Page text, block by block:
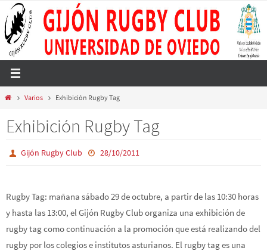
al
contenido
InicioVarios Exhibición Rugby Tag
Exhibición Rugby Tag
Gijón Rugby Club 28/10/2011
Rugby Tag: mañana sábado 29 de octubre, a partir de las 10:30 horas
y hasta las 13:00, el Gijón Rugby Club organiza una exhibición de
rugby tag como continuación a la promoción que está realizando del
rugby por los colegios e institutos asturianos. El rugby tag es una